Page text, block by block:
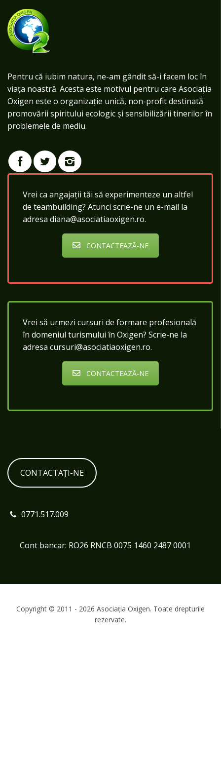
Pentru că iubim natura, ne-am gândit să-i facem loc în
viața noastră. Acesta este motivul pentru care Asociația
Oxigen este o organizație unică, non-profit destinată
promovării spiritului ecologic și sensibilizării tinerilor în
problemele de mediu.
Vrei ca angajații tăi să experimenteze un altfel
de teambuilding? Atunci scrie-ne un e-mail la
adresa diana@asociatiaoxigen.ro.
CONTACTEAZĂ-NE
Vrei să urmezi cursuri de formare profesională
în domeniul turismului în Oxigen? Scrie-ne la
adresa cursuri@asociatiaoxigen.ro.
CONTACTEAZĂ-NE
CONTACTAȚI-NE
0771.517.009
Cont bancar: RO26 RNCB 0075 1460 2487 0001
Copyright © 2011 - 2026 Asociația Oxigen. Toate drepturile
rezervate.